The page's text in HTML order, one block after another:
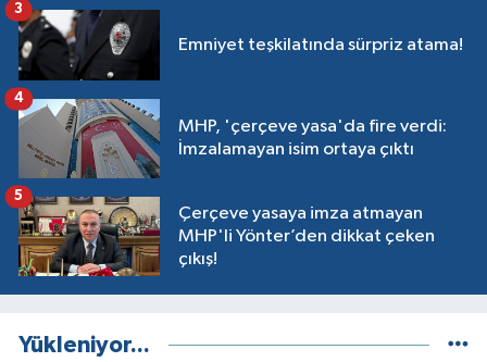
Emniyet teşkilatında sürpriz atama!
3
MHP, 'çerçeve yasa'da fire verdi:
İmzalamayan isim ortaya çıktı
4
Çerçeve yasaya imza atmayan
MHP'li Yönter’den dikkat çeken
çıkış!
5
Yükleniyor...